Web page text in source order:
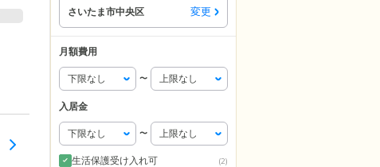
さいたま市中央区 変更
月額費用
〜
入居金
〜
生活保護受け入れ可 (2)